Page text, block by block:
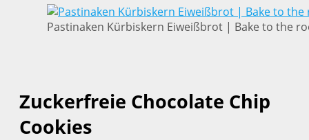
Pastinaken Kürbiskern Eiweißbrot | Bake to the
Zuckerfreie Chocolate Chip
Cookies